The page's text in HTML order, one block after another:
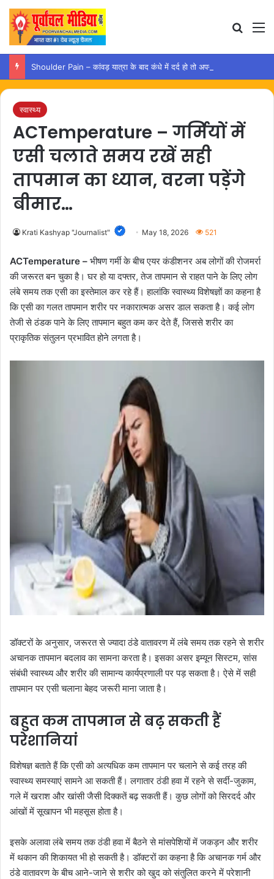
स्वास्थ्य
ACTemperature – गर्मियों में
एसी चलाते समय रखें सही
तापमान का ध्यान, वरना पड़ेंगे
बीमार…
Krati Kashyap "Journalist" May 18, 2026 521
ACTemperature – भीषण गर्मी के बीच एयर कंडीशनर अब लोगों की रोजमर्रा
की जरूरत बन चुका है। घर हो या दफ्तर, तेज तापमान से राहत पाने के लिए लोग
लंबे समय तक एसी का इस्तेमाल कर रहे हैं। हालांकि स्वास्थ्य विशेषज्ञों का कहना है
कि एसी का गलत तापमान शरीर पर नकारात्मक असर डाल सकता है। कई लोग
तेजी से ठंडक पाने के लिए तापमान बहुत कम कर देते हैं, जिससे शरीर का
प्राकृतिक संतुलन प्रभावित होने लगता है।
डॉक्टरों के अनुसार, जरूरत से ज्यादा ठंडे वातावरण में लंबे समय तक रहने से शरीर
अचानक तापमान बदलाव का सामना करता है। इसका असर इम्यून सिस्टम, सांस
संबंधी स्वास्थ्य और शरीर की सामान्य कार्यप्रणाली पर पड़ सकता है। ऐसे में सही
तापमान पर एसी चलाना बेहद जरूरी माना जाता है।
बहुत कम तापमान से बढ़ सकती हैं
परेशानियां
विशेषज्ञ बताते हैं कि एसी को अत्यधिक कम तापमान पर चलाने से कई तरह की
स्वास्थ्य समस्याएं सामने आ सकती हैं। लगातार ठंडी हवा में रहने से सर्दी-जुकाम,
गले में खराश और खांसी जैसी दिक्कतें बढ़ सकती हैं। कुछ लोगों को सिरदर्द और
आंखों में सूखापन भी महसूस होता है।
इसके अलावा लंबे समय तक ठंडी हवा में बैठने से मांसपेशियों में जकड़न और शरीर
में थकान की शिकायत भी हो सकती है। डॉक्टरों का कहना है कि अचानक गर्म और
ठंडे वातावरण के बीच आने-जाने से शरीर को खुद को संतुलित करने में परेशानी